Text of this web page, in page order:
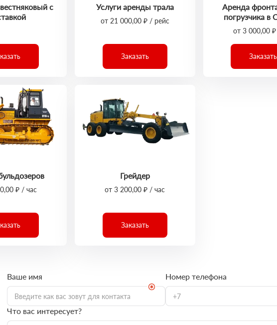
с
Услуги аренды трала
от 21 000,00 ₽ / рейс
Заказать
Аренда
погрузчика в
от 3 000,00
Заказать
₽ / час
Грейдер
от 3 200,00 ₽ / час
Заказать
Ваше имя Номер телефона
Что вас интересует?